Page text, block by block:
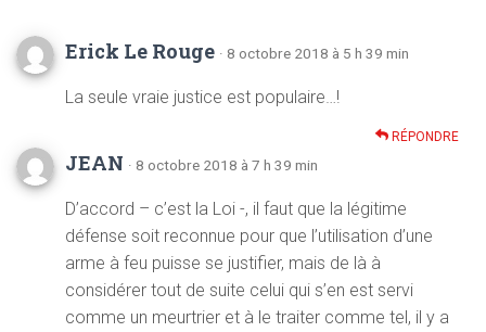
Erick Le Rouge · 8 octobre 2018 à 5 h 39 min
La seule vraie justice est populaire…!
RÉPONDRE
JEAN · 8 octobre 2018 à 7 h 39 min
D’accord – c’est la Loi -, il faut que la légitime
défense soit reconnue pour que l’utilisation d’une
arme à feu puisse se justifier, mais de là à
considérer tout de suite celui qui s’en est servi
comme un meurtrier et à le traiter comme tel, il y a